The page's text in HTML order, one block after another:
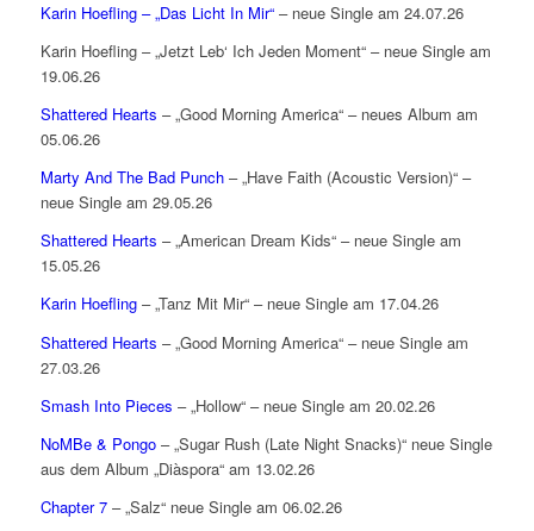
Karin Hoefling – „Das Licht In Mir“– neue Single am 24.07.26
Karin Hoefling – „Jetzt Leb‘ Ich Jeden Moment“ – neue Single am
19.06.26
Shattered Hearts – „Good Morning America“ – neues Album am
05.06.26
Marty And The Bad Punch– „Have Faith (Acoustic Version)“ –
neue Single am 29.05.26
Shattered Hearts – „American Dream Kids“ – neue Single am
15.05.26
Karin Hoefling– „Tanz Mit Mir“ – neue Single am 17.04.26
Shattered Hearts – „Good Morning America“ – neue Single am
27.03.26
Smash Into Pieces – „Hollow“ – neue Single am 20.02.26
NoMBe & Pongo– „Sugar Rush (Late Night Snacks)“ neue Single
aus dem Album „Diàspora“ am 13.02.26
Chapter 7– „Salz“ neue Single am 06.02.26